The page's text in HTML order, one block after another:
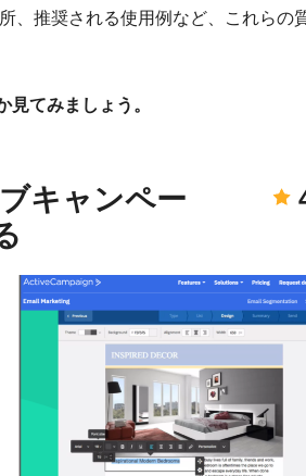
、推奨される使用例など、これらの
てみましょう。
キャンペー